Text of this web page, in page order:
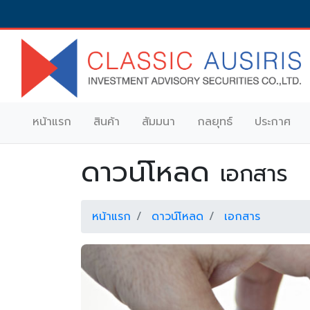
หน้าแรก สินค้า สัมมนา กลยุทธ์ ประกาศ
ดาวน์โหลด เอกสาร
หน้าแรก ดาวน์โหลด เอกสาร